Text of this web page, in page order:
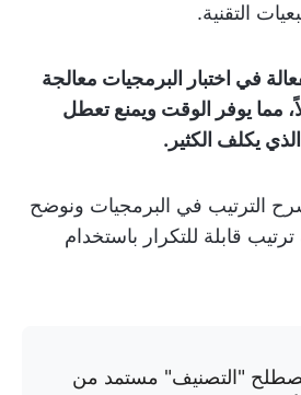
التقنية.
في اختبار البرمجيات معالجة
مما يوفر الوقت ويمنع تعطل
الذي يكلف الكثير.
الترتيب في البرمجيات ونوضح
قابلة للتكرار باستخدام
"التصنيف" مستمد من